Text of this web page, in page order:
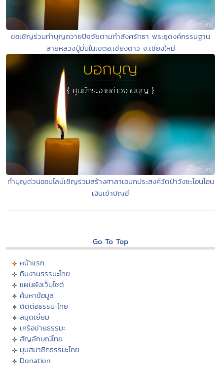
ขอเชิญร่วมทำบุญถวายปัจจัยตามกำลังศรัทธา พระธุดงค์กรรมฐาน
สายหลวงปู่มั่นในเขตอ.เชียงดาว จ.เชียงใหม่
ทำบุญด่วนออนไลน์เชิญร่วมสร้างศาลาเอนกประสงค์วัดป่าวังชะโอนโอน
เงินเข้าบัญชี
Go To Top
หน้าแรก
ทีมงานธรรมะไทย
แผนผังเว็บไซต์
ค้นหาข้อมูล
ติดต่อธรรมะไทย
สมุดเยี่ยม
เครือข่ายธรรมะ
สัญลักษณ์ไทย
มุมสมาชิกธรรมะไทย
Donation